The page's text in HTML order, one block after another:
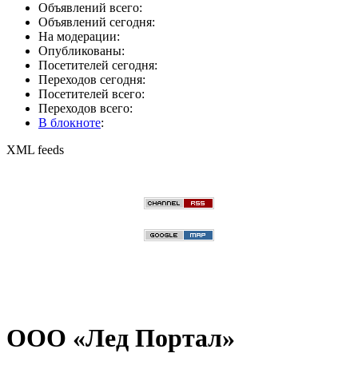
Объявлений всего:
Объявлений сегодня:
На модерации:
Опубликованы:
Посетителей сегодня:
Переходов сегодня:
Посетителей всего:
Переходов всего:
В блокноте:
XML feeds
ООО «Лед Портал»